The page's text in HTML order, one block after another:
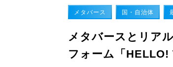
メタバース 国・自治体
メタバースとリア
フォーム「HELLO!